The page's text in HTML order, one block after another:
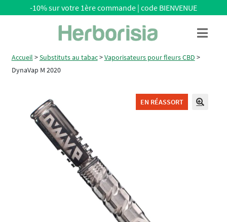
navigation
-10% sur votre 1ère commande | code BIENVENUE
Menu
Accueil >Substituts au tabac>Vaporisateurs pour fleurs CBD >
DynaVap M 2020
EN RÉASSORT